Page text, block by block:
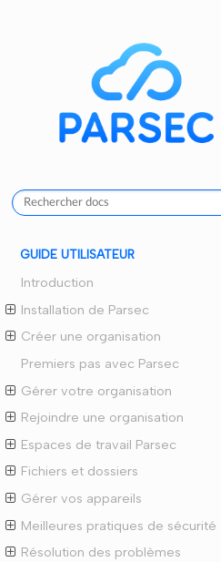
GUIDE UTILISATEUR
Introduction
Installation de Parsec
Créer une organisation
Premiers pas avec Parsec
Gérer votre organisation
Rejoindre une organisation
Espaces de travail Parsec
Fichiers et dossiers
Gérer vos appareils
Meilleures pratiques de sécurité
Résolution des problèmes